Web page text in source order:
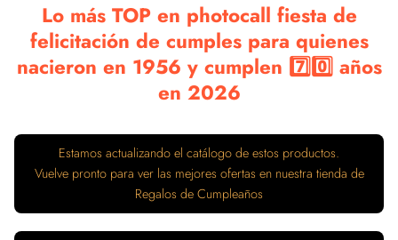
Lo más TOP en photocall fiesta de
felicitación de cumples para quienes
nacieron en 1956 y cumplen 7️⃣0️⃣ años
en 2026
Estamos actualizando el catálogo de estos productos.
Vuelve pronto para ver las mejores ofertas en nuestra tienda de
Regalos de Cumpleaños